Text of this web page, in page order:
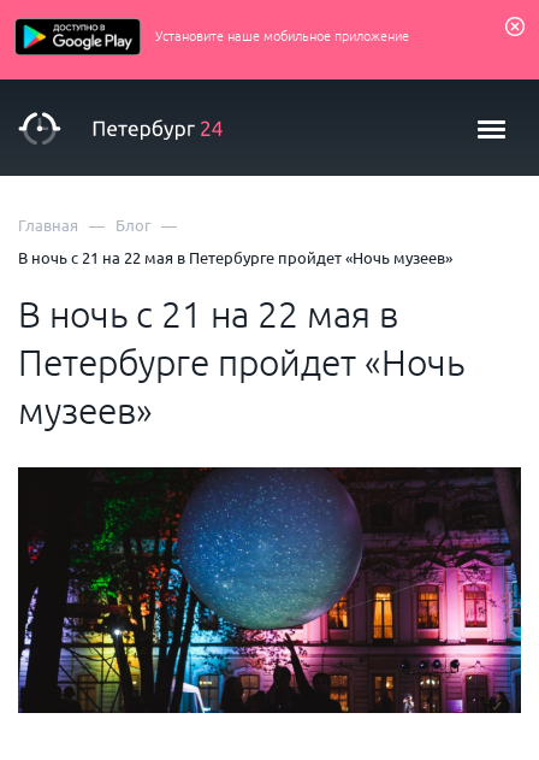
Установите наше мобильное приложение
Главная — Блог —
В ночь с 21 на 22 мая в Петербурге пройдет «Ночь музеев»
В ночь с 21 на 22 мая в
Петербурге пройдет «Ночь
музеев»